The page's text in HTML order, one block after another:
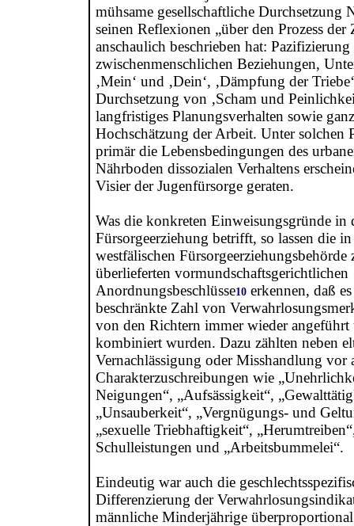
mühsame gesellschaftliche Durchsetzung
seinen Reflexionen „über den Prozess
anschaulich beschrieben hat: Pazifizierung
zwischenmenschlichen Beziehungen,
‚Mein‘ und ‚Dein‘, ‚Dämpfung der
Durchsetzung von ‚Scham und
langfristiges Planungsverhalten sowie
Hochschätzung der Arbeit. Unter solchen
primär die Lebensbedingungen des
Nährboden dissozialen Verhaltens
Visier der Jugenfürsorge geraten.
Was die konkreten Einweisungsgründe in
Fürsorgeerziehung betrifft, so lassen die
westfälischen Fürsorgeerziehungsbehörde
überlieferten vormundschaftsgerichtlichen
Anordnungsbeschlüsse10 erkennen, daß
beschränkte Zahl von
von den Richtern immer wieder
kombiniert wurden. Dazu zählten neben
Vernachlässigung oder Misshandlung vor
Charakterzuschreibungen wie
Neigungen“, „Aufsässigkeit“,
„Unsauberkeit“, „Vergnügungs- und
„sexuelle Triebhaftigkeit“,
Schulleistungen und „Arbeitsbummelei“.
Eindeutig war auch die
Differenzierung der
männliche Minderjährige